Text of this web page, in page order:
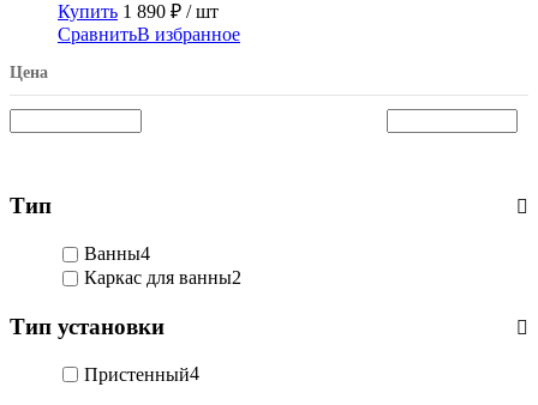
Купить 1 890 ₽ / шт
СравнитьВ избранное
Цена
Тип
Ванны4
Каркас для ванны2
Тип установки
Пристенный4